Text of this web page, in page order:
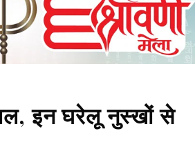
इन घरेलू नुस्खों से